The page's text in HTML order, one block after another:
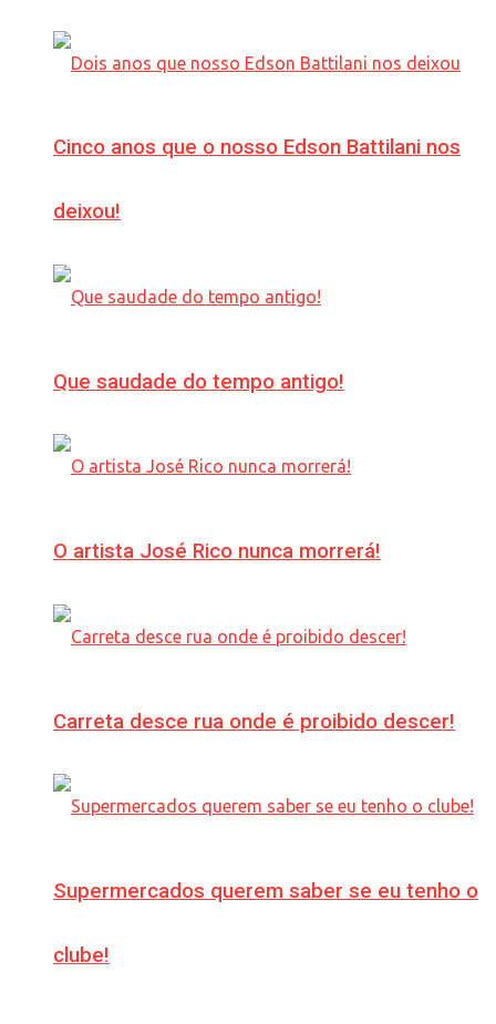
Cinco anos que o nosso Edson Battilani nos
deixou!
Que saudade do tempo antigo!
O artista José Rico nunca morrerá!
Carreta desce rua onde é proibido descer!
Supermercados querem saber se eu tenho o
clube!